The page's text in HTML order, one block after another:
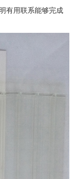
有用联系能够完成